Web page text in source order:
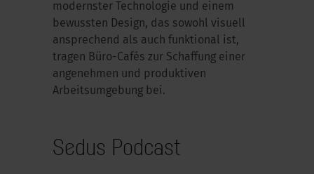
modernster Technologie und einem
bewussten Design, das sowohl visuell
ansprechend als auch funktional ist,
tragen Büro-Cafés zur Schaffung einer
angenehmen und produktiven
Arbeitsumgebung bei.
Sedus Podcast